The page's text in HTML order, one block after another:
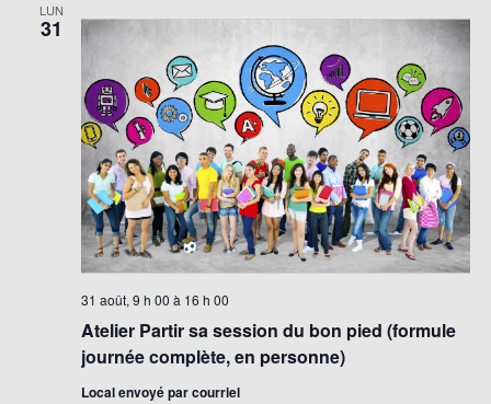
LUN
31
Atelier Partir sa session du bon pied (formule
journée complète, en personne)
31 août, 9 h 00 à 16 h 00
Local envoyé par courriel